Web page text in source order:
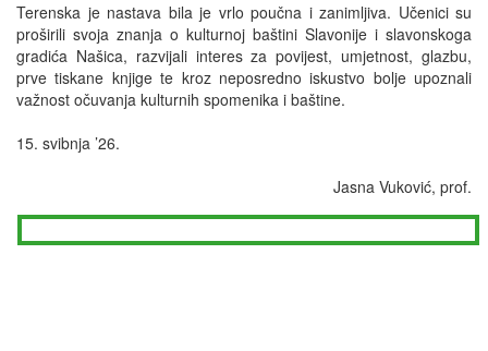
Terenska je nastava bila je vrlo poučna i zanimljiva. Učenici su
proširili svoja znanja o kulturnoj baštini Slavonije i slavonskoga
gradića Našica, razvijali interes za povijest, umjetnost, glazbu,
prve tiskane knjige te kroz neposredno iskustvo bolje upoznali
važnost očuvanja kulturnih spomenika i baštine.
15. svibnja ’26.
Jasna Vuković, prof.